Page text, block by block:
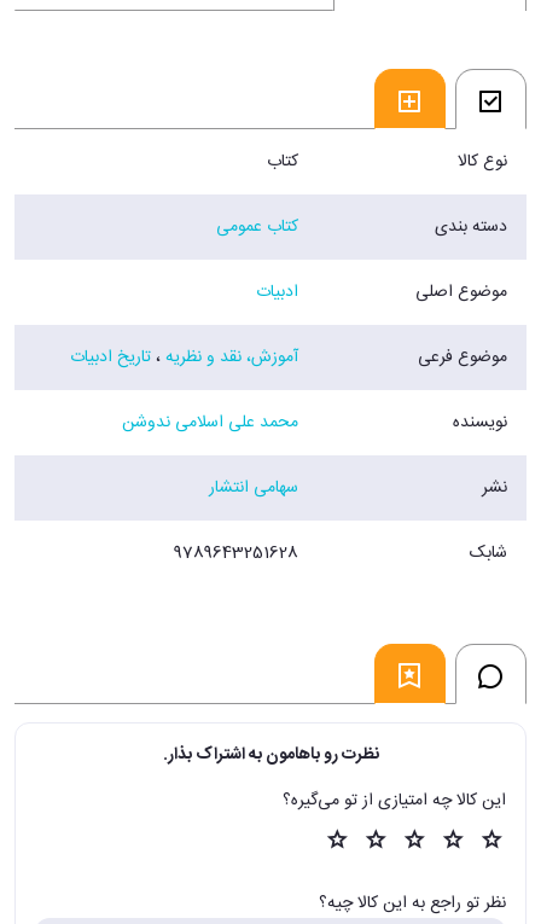
نوع کالا کتاب
دسته بندی کتاب عمومی
موضوع اصلی ادبیات
موضوع فرعی آموزش، نقد و نظریه،تاریخ ادبیات
نویسنده محمد علی اسلامی ندوشن
نشر سهامی انتشار
شابک 9789643251628
نظرت رو باهامون به اشتراک بذار.
این کالا چه امتیازی از تو می‌گیره؟
نظر تو راجع به این کالا چیه؟